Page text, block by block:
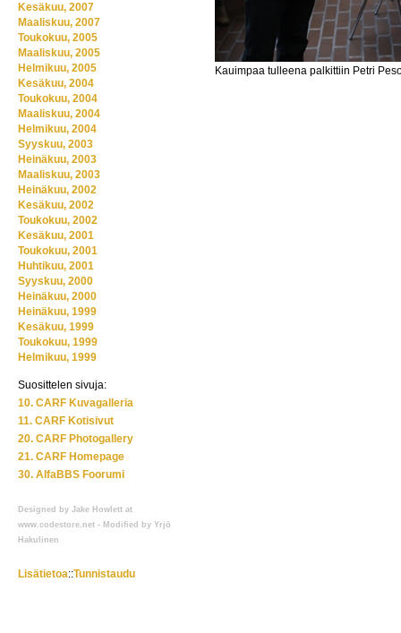
Kauimpaa tulleena palkittiin Petri
Kesäkuu, 2007
Maaliskuu, 2007
Toukokuu, 2005
Maaliskuu, 2005
Helmikuu, 2005
Kesäkuu, 2004
Toukokuu, 2004
Maaliskuu, 2004
Helmikuu, 2004
Syyskuu, 2003
Heinäkuu, 2003
Maaliskuu, 2003
Heinäkuu, 2002
Kesäkuu, 2002
Toukokuu, 2002
Kesäkuu, 2001
Toukokuu, 2001
Huhtikuu, 2001
Syyskuu, 2000
Heinäkuu, 2000
Heinäkuu, 1999
Kesäkuu, 1999
Toukokuu, 1999
Helmikuu, 1999
Suosittelen sivuja:
10. CARF Kuvagalleria
11. CARF Kotisivut
20. CARF Photogallery
21. CARF Homepage
30. AlfaBBS Foorumi
Designed by Jake Howlett at
www.codestore.net - Modified by Yrjö
Hakulinen
Lisätietoa::Tunnistaudu